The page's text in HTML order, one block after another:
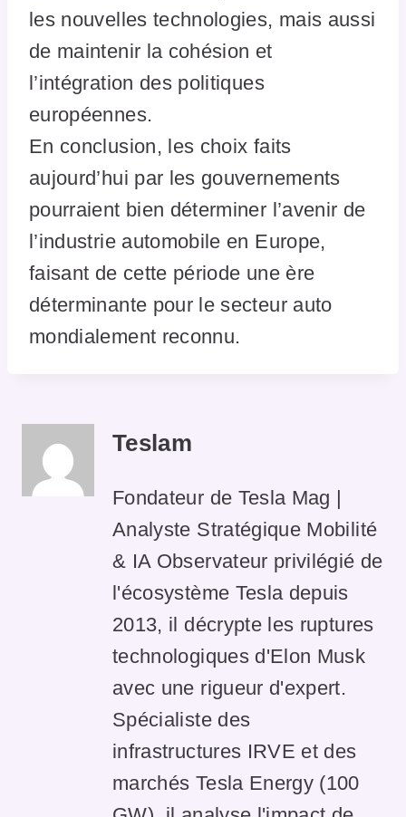
les nouvelles technologies, mais aussi
de maintenir la cohésion et
l’intégration des politiques
européennes.
En conclusion, les choix faits
aujourd’hui par les gouvernements
pourraient bien déterminer l’avenir de
l’industrie automobile en Europe,
faisant de cette période une ère
déterminante pour le secteur auto
mondialement reconnu.
Teslam
Fondateur de Tesla Mag |
Analyste Stratégique Mobilité
& IA Observateur privilégié de
l'écosystème Tesla depuis
2013, il décrypte les ruptures
technologiques d'Elon Musk
avec une rigueur d'expert.
Spécialiste des
infrastructures IRVE et des
marchés Tesla Energy (100